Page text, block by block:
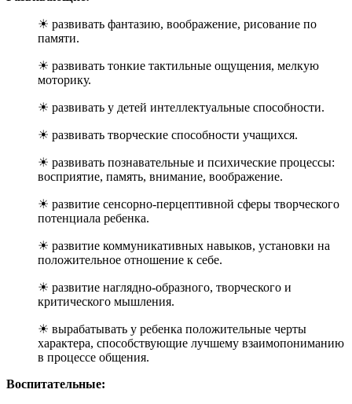
☀ развивать фантазию, воображение, рисование по
памяти.
☀ развивать тонкие тактильные ощущения, мелкую
моторику.
☀ развивать у детей интеллектуальные способности.
☀ развивать творческие способности учащихся.
☀ развивать познавательные и психические процессы:
восприятие, память, внимание, воображение.
☀ развитие сенсорно-перцептивной сферы творческого
потенциала ребенка.
☀ развитие коммуникативных навыков, установки на
положительное отношение к себе.
☀ развитие наглядно-образного, творческого и
критического мышления.
☀ вырабатывать у ребенка положительные черты
характера, способствующие лучшему взаимопониманию
в процессе общения.
Воспитательные: